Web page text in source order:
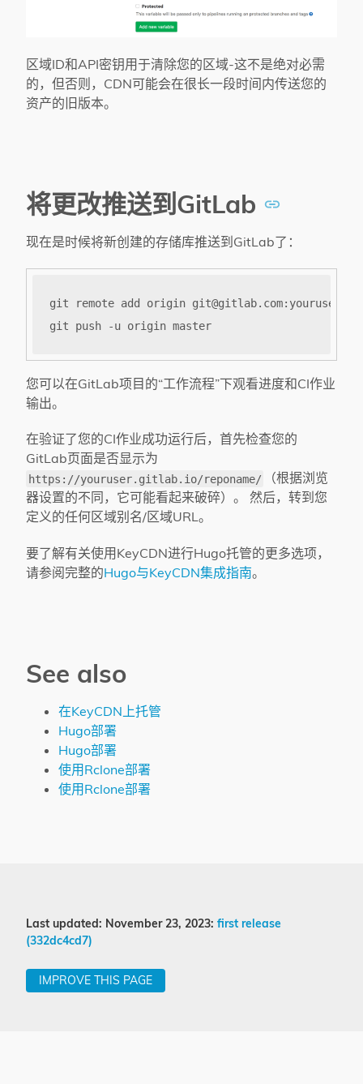
区域ID和API密钥用于清除您的区域-这不是绝对必需
的，但否则，CDN可能会在很长一段时间内传送您的
资产的旧版本。
将更改推送到GitLab
现在是时候将新创建的存储库推送到GitLab了：
您可以在GitLab项目的“工作流程”下观看进度和CI作业
输出。
在验证了您的CI作业成功运行后，首先检查您的
GitLab页面是否显示为
https://youruser.gitlab.io/reponame/
（根据浏览
器设置的不同，它可能看起来破碎）。 然后，转到您
定义的任何区域别名/区域URL。
要了解有关使用KeyCDN进行Hugo托管的更多选项，
请参阅完整的Hugo与KeyCDN集成指南。
See also
在KeyCDN上托管
Hugo部署
Hugo部署
使用Rclone部署
使用Rclone部署
Last updated: November 23, 2023: first release
(332dc4cd7)
IMPROVE THIS PAGE